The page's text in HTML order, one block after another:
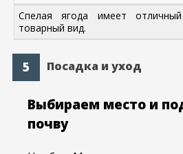
Спелая ягода имеет отличный
товарный вид.
Посадка и уход
Выбираем место и
почву